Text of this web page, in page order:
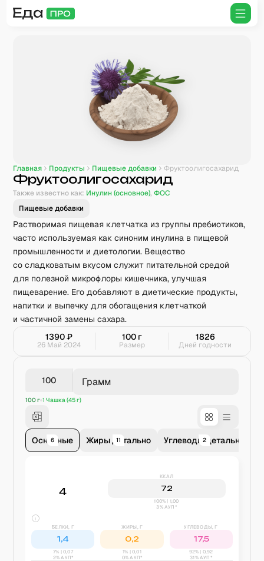
Главная Продукты Пищевые добавки Фруктоолигосахарид
Фруктоолигосахарид
Также известно как: Инулин (основное),ФОС
Пищевые добавки
Растворимая пищевая клетчатка из группы пребиотиков,
часто используемая как синоним инулина в пищевой
промышленности и диетологии. Вещество
со сладковатым вкусом служит питательной средой
для полезной микрофлоры кишечника, улучшая
пищеварение. Его добавляют в диетические продукты,
напитки и выпечку для обогащения клетчаткой
и частичной замены сахара.
1390₽
26 Май 2024
100 г
Размер
1826
Дней годности
Грамм
100 г 1 Чашка (45 г)
Основные
6 Жиры детально
11 Углеводы детально
2
4
ККАЛ
72
100% | 1,00
3% АУП*
БЕЛКИ, Г
1,4
7% |0,07
2% АУП*
ЖИРЫ, Г
0,2
1% |0,01
0% АУП*
УГЛЕВОДЫ, Г
17,5
92% | 0,92
31% АУП*